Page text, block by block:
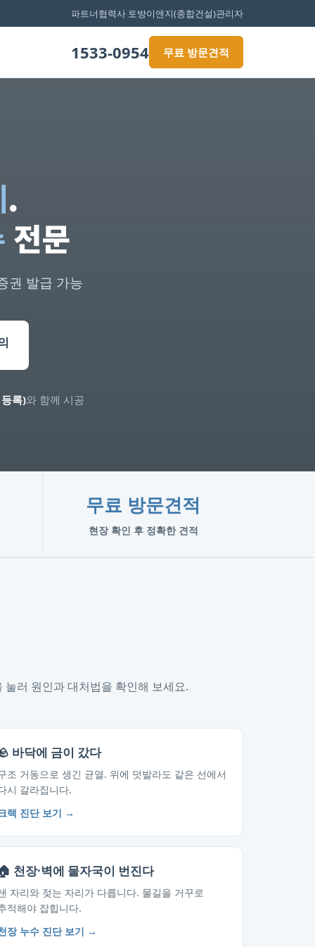
파트너협력사 토방이앤지(종합건설)관리자
1533-0954 무료 방문견적
.
전문
권 발급 가능
록)와 함께 시공
무료 방문견적
현장 확인 후 정확한 견적
러 원인과 대처법을 확인해 보세요.
바닥에 금이 갔다
조 거동으로 생긴 균열. 위에 덧발라도 같은 선에서
시 갈라집니다.
랙 진단 보기 →
천장·벽에 물자국이 번진다
자리와 젖는 자리가 다릅니다. 물길을 거꾸로
적해야 잡힙니다.
장 누수 진단 보기 →